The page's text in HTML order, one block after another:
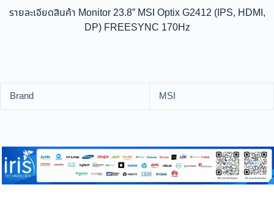
รายละเอียดสินค้า Monitor 23.8” MSI Optix G2412 (IPS, HDMI,
DP) FREESYNC 170Hz
Brand MSI